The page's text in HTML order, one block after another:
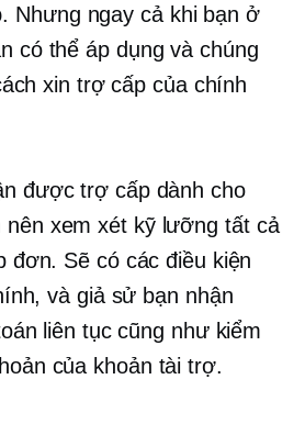
. Nhưng ngay cả khi bạn ở
có thể áp dụng và chúng
xin trợ cấp của chính
được trợ cấp dành cho
nên xem xét kỹ lưỡng tất cả
đơn. Sẽ có các điều kiện
và giả sử bạn nhận
liên tục cũng như kiểm
của khoản tài trợ.